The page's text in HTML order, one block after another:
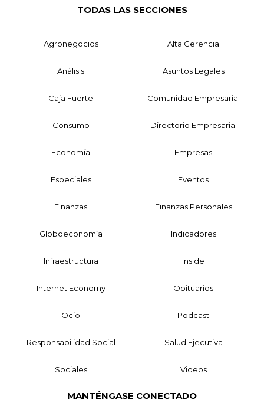
TODAS LAS SECCIONES
Agronegocios Alta Gerencia
Análisis Asuntos Legales
Caja Fuerte Comunidad Empresarial
Consumo Directorio Empresarial
Economía Empresas
Especiales Eventos
Finanzas Finanzas Personales
Globoeconomía Indicadores
Infraestructura Inside
Internet Economy Obituarios
Ocio Podcast
Responsabilidad Social Salud Ejecutiva
Sociales Videos
MANTÉNGASE CONECTADO